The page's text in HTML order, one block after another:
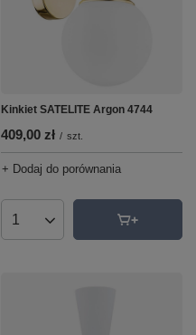
Kinkiet SATELITE Argon 4744
409,00 zł / szt.
+ Dodaj do porównania
Ilość produktów